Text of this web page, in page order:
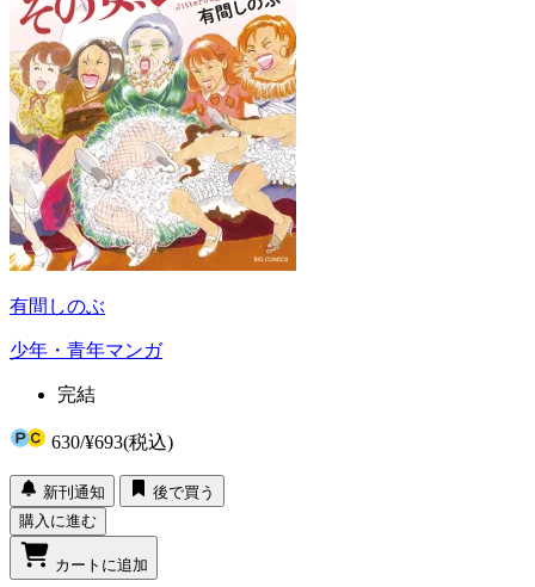
有間しのぶ
少年・青年マンガ
完結
630/¥693(税込)
新刊通知
後で買う
購入に進む
カートに追加